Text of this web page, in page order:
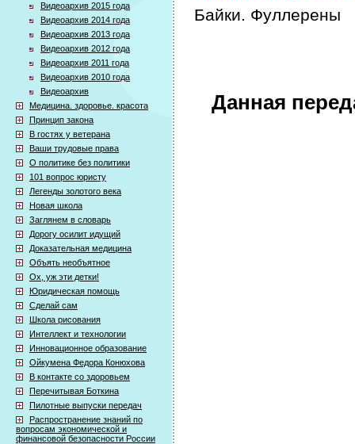
Видеоархив 2015 года
Видеоархив 2014 года
Видеоархив 2013 года
Видеоархив 2012 года
Видеоархив 2011 года
Видеоархив 2010 года
Видеоархив
Медицина. здоровье. красота
Принцип закона
В гостях у ветерана
Ваши трудовые права
О политике без политики
101 вопрос юристу
Легенды золотого века
Новая школа
Заглянем в словарь
Дорогу осилит идущий
Доказательная медицина
Объять необъятное
Ох, уж эти детки!
Юридическая помощь
Сделай сам
Школа рисования
Интеллект и технологии
Инновационное образование
Ойкумена Федора Конюхова
В контакте со здоровьем
Перечитывая Боткина
Пилотные выпуски передач
Распространение знаний по
вопросам экономической и
финансовой безопасности России
Байки. Фуллерены
Данная